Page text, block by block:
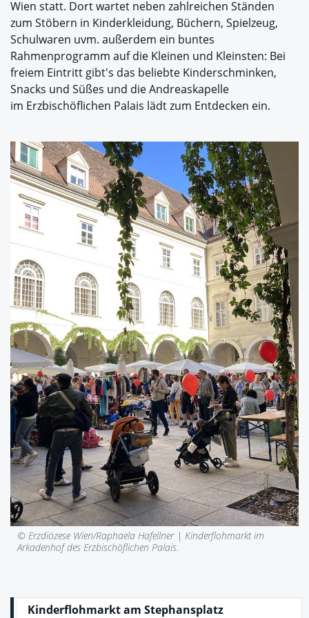
Wien statt. Dort wartet neben zahlreichen Ständen
zum Stöbern in Kinderkleidung, Büchern, Spielzeug,
Schulwaren uvm. außerdem ein buntes
Rahmenprogramm auf die Kleinen und Kleinsten: Bei
freiem Eintritt gibt's das beliebte Kinderschminken,
Snacks und Süßes und die Andreaskapelle
im Erzbischöflichen Palais lädt zum Entdecken ein.
© Erzdiözese Wien/Raphaela Hafellner | Kinderflohmarkt im
Arkadenhof des Erzbischöflichen Palais.
Kinderflohmarkt am Stephansplatz